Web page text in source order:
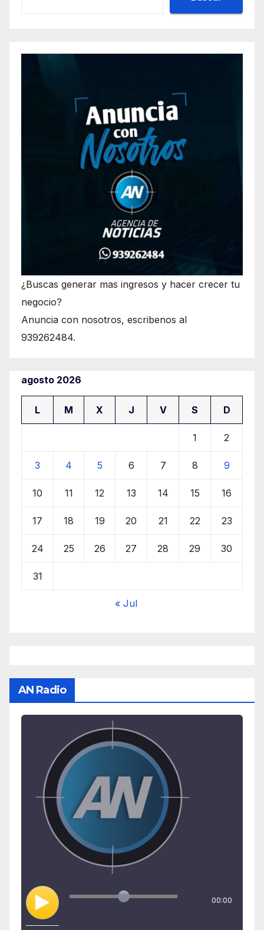
¿Buscas generar mas ingresos y hacer crecer tu
negocio?
Anuncia con nosotros, escribenos al
939262484.
agosto 2026
L M X J V S D
1 2
3 4 5 6 7 8 9
10 11 12 13 14 15 16
17 18 19 20 21 22 23
24 25 26 27 28 29 30
31
« Jul
AN Radio
00:00